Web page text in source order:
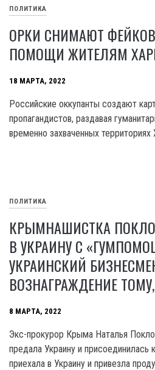
ПОЛИТИКА
ОРКИ СНИМАЮТ
ПОМОЩИ ЖИТЕЛЯМ
18 МАРТА, 2022
Российские оккупанты создают
пропагандистов, раздавая
временно захваченных
ПОЛИТИКА
КРЫМНАШИСТКА
В УКРАИНУ С
УКРАИНСКИЙ
ВОЗНАГРАЖДЕНИЕ
8 МАРТА, 2022
Экс-прокурор Крыма Наталья
предала Украину и присоединилась
приехала в Украину и привезла